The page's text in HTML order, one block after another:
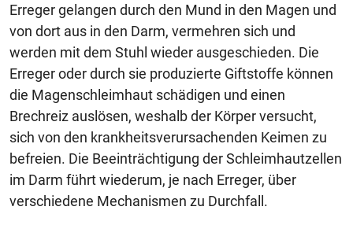
Erreger gelangen durch den Mund in den Magen und
von dort aus in den Darm, vermehren sich und
werden mit dem Stuhl wieder ausgeschieden. Die
Erreger oder durch sie produzierte Giftstoffe können
die Magenschleimhaut schädigen und einen
Brechreiz auslösen, weshalb der Körper versucht,
sich von den krankheitsverursachenden Keimen zu
befreien. Die Beeinträchtigung der Schleimhautzellen
im Darm führt wiederum, je nach Erreger, über
verschiedene Mechanismen zu Durchfall.